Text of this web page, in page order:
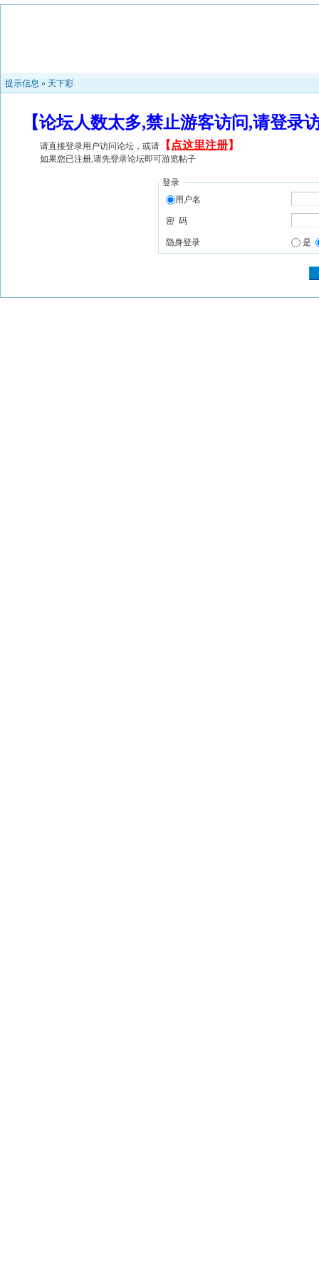
提示信息 » 天下彩
【论坛人数太多,禁止游客访问,请登
请直接登录用户访问论坛，或请 【 点这里注册】
如果您已注册,请先登录论坛即可游览帖子
登录
用户名
密 码
隐身登录 是